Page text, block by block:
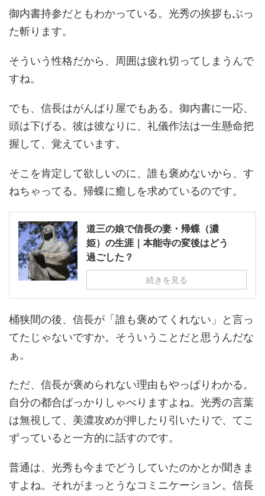
御内書持参だともわかっている。光秀の挨拶もぶっ
た斬ります。
そういう性格だから、周囲は疲れ切ってしまうんで
すね。
でも、信長はがんばり屋でもある。御内書に一応、
頭は下げる。彼は彼なりに、礼儀作法は一生懸命把
握して、覚えています。
そこを肯定して欲しいのに、誰も褒めないから、す
ねちゃってる。帰蝶に癒しを求めているのです。
道三の娘で信長の妻・帰蝶（濃
姫）の生涯｜本能寺の変後はどう
過ごした？
続きを見る
桶狭間の後、信長が「誰も褒めてくれない」と言っ
てたじゃないですか。そういうことだと思うんだな
ぁ。
ただ、信長が褒められない理由もやっぱりわかる。
自分の都合ばっかりしゃべりますよね。光秀の言葉
は無視して、美濃攻めが押したり引いたりで、てこ
ずっていると一方的に話すのです。
普通は、光秀も今までどうしていたのかとか聞きま
すよね。それがまっとうなコミニケーション。信長